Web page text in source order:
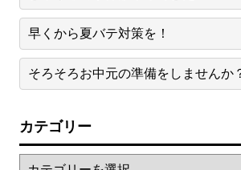
早くから夏バテ対策を！
そろそろお中元の準備をしませんか
カテゴリー